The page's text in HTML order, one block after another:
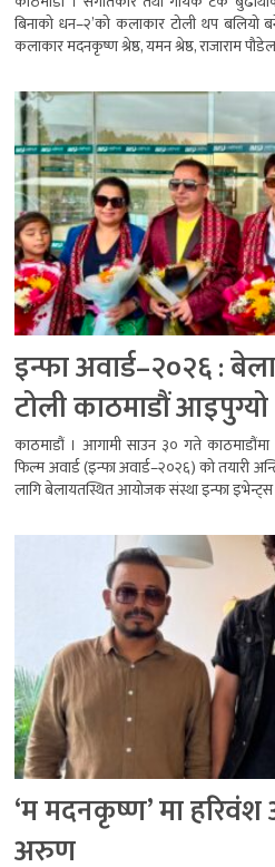
बिनाको धन–२’को कलाकार टोली थप बलियो
कलाकार मदनकृष्ण श्रेष्ठ, यमन श्रेष्ठ, राजाराम
इन्फा अवार्ड–२०२६ :
टोली काठमाडौं आइपुग्यो
काठमाडौं । आगामी साउन ३० गते काठमाडौंमा
फिल्म अवार्ड (इन्फा अवार्ड–२०२६) को तयारी
लागि बेलायतस्थित आयोजक संस्था इन्फा
‘म मदनकृष्ण’ मा
अरुण